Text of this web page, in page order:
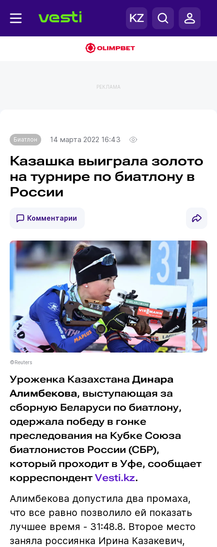
РЕКЛАМА
Биатлон 14 марта 2022 16:43
Казашка выиграла золото
на турнире по биатлону в
России
Комментарии
©Reuters
Уроженка Казахстана Динара
Алимбекова, выступающая за
сборную Беларуси по биатлону,
одержала победу в гонке
преследования на Кубке Союза
биатлонистов России (СБР),
который проходит в Уфе, сообщает
корреспондент Vesti.kz.
Алимбекова допустила два промаха,
что все равно позволило ей показать
лучшее время - 31:48.8. Второе место
заняла россиянка Ирина Казакевич,